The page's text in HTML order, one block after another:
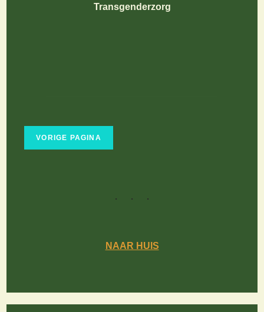
Transgenderzorg
NAAR HUIS